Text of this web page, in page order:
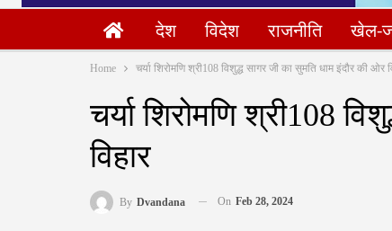
देश विदेश राजनीति खेल-
Home चर्या शिरोमणि श्री108 विशुद्ध सागर जी का सुमति धाम इंदौर की ओर
चर्या शिरोमणि श्री108
विहार
By Dvandana On Feb 28, 2024